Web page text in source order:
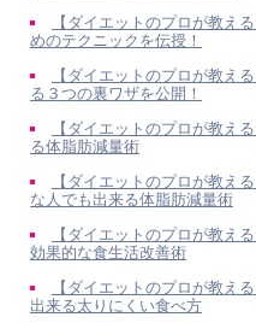
【ダイエットのプロが教え
めのテクニックを伝授！
【ダイエットのプロが教え
る３つの裏ワザを公開！
【ダイエットのプロが教え
る体脂肪減量術
【ダイエットのプロが教え
な人でも出来る体脂肪減量術
【ダイエットのプロが教え
効果的な食生活改善術
【ダイエットのプロが教え
出来る太りにくい食べ方